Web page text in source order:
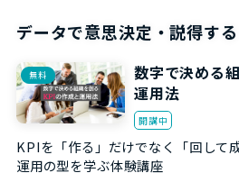
データで意思決定・説得する
無料
数字で決める
運用法
開講中
KPIを「作る」だけでなく「回して
運用の型を学ぶ体験講座